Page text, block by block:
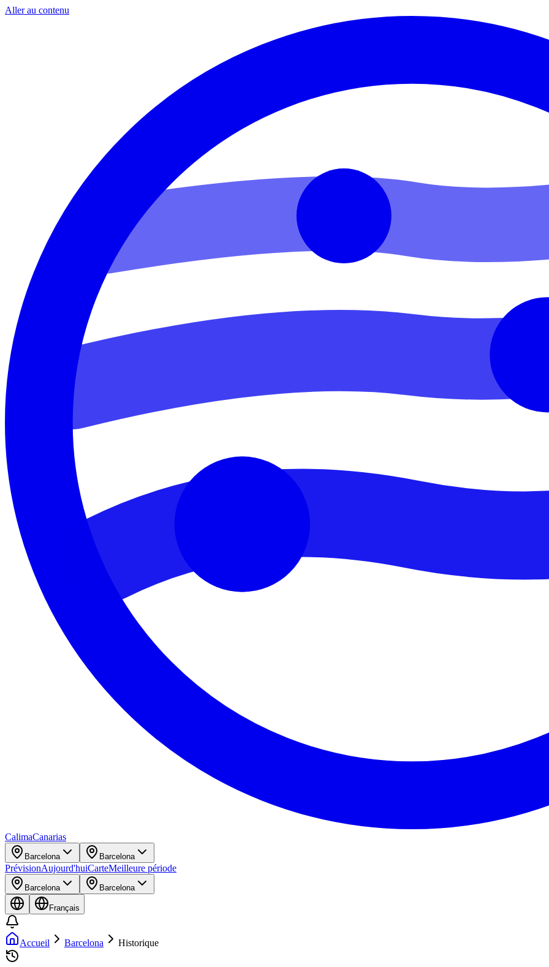
Aller au contenu
CalimaCanarias
Barcelona Barcelona
PrévisionAujourd'huiCarteMeilleure période
Barcelona Barcelona
Français
Accueil Barcelona Historique